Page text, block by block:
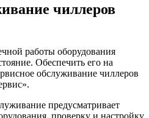
чиллеров
работы оборудования
Обеспечить его на
обслуживание чиллеров
предусматривает
проверку и настройку